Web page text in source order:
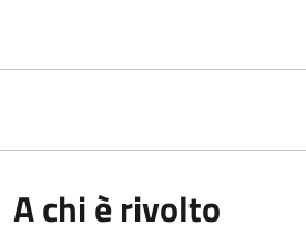
A chi è rivolto